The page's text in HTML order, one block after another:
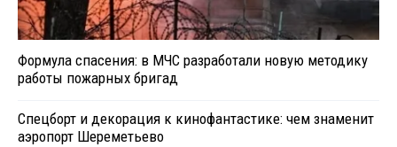
Формула спасения: в МЧС разработали новую методику
работы пожарных бригад
Спецборт и декорация к кинофантастике: чем знаменит
аэропорт Шереметьево